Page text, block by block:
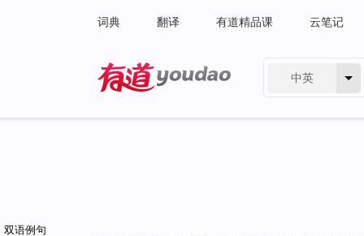
词典 翻译 有道精品课 云笔记
中英
双语例句